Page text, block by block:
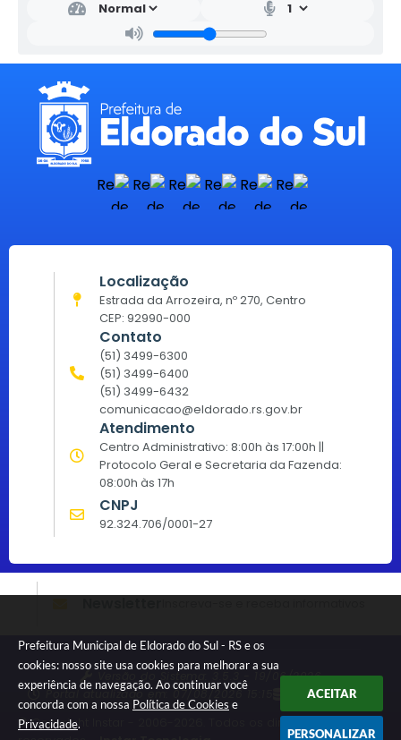
Prefeitura Municipal de Eldorado do Sul - RS e os
cookies: nosso site usa cookies para melhorar a sua
experiência de navegação. Ao continuar você
concorda com a nossa Política de Cookies e
Privacidade.
ACEITAR
PERSONALIZAR
Localização
Estrada da Arrozeira, nº 270, Centro
CEP: 92990-000
Contato
(51) 3499-6300
(51) 3499-6400
(51) 3499-6432
comunicacao@eldorado.rs.gov.br
Atendimento
Centro Administrativo: 8:00h às 17:00h ||
Protocolo Geral e Secretaria da Fazenda:
08:00h às 17h
CNPJ
92.324.706/0001-27
Versão do Sistema:
3.5.3 - 19/06/2026
Portal atualizado em: 07/08/2026 15:15 Dados Abertos
© Copyright Instar - 2006-2026. Todos os direitos